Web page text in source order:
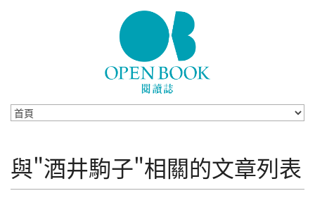
與"酒井駒子"相關的文章列表